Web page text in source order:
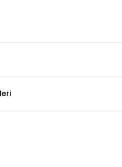
uyumlu standart beden bir üründür